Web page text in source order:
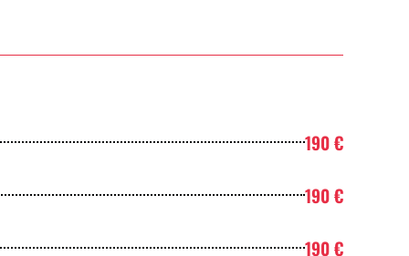
190 €
190 €
190 €